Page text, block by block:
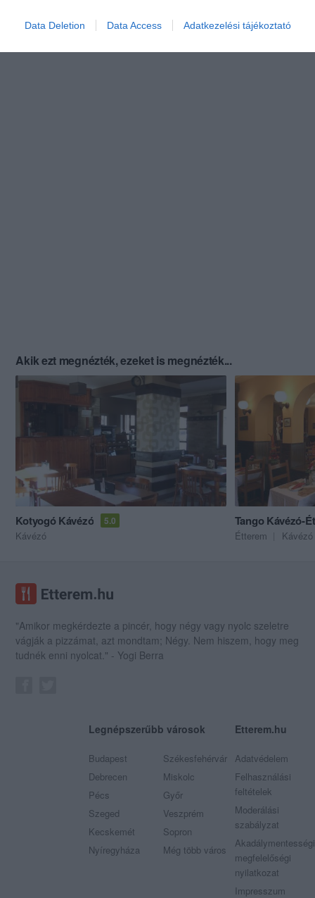
Data Deletion Data Access Adatkezelési tájékoztató
Akik ezt megnézték, ezeket is megnézték...
Kotyogó Kávézó 5.0
Kávézó
Tango Kávézó-
Étterem Kávézó
"Amikor megkérdezte a pincér, hogy négy vagy nyolc szeletre
vágják a pizzámat, azt mondtam; Négy. Nem hiszem, hogy meg
tudnék enni nyolcat." - Yogi Berra
Legnépszerűbb városok
Budapest
Debrecen
Pécs
Szeged
Kecskemét
Nyíregyháza
Székesfehérvár
Miskolc
Győr
Veszprém
Sopron
Még több város
Etterem.hu
Adatvédelem
Felhasználási
feltételek
Moderálási
szabályzat
Akadálymentességi
megfelelőségi
nyilatkozat
Impresszum